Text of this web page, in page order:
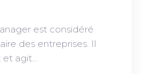
est considéré
des entreprises. Il
agit…